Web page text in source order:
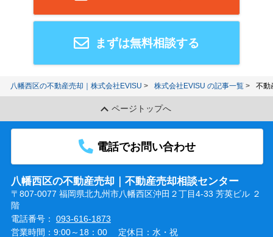
まずは無料相談する
八幡西区の不動産売却｜株式会社EVISU 株式会社EVISU の記事一覧 不動
ページトップへ
電話でお問い合わせ
八幡西区の不動産売却｜不動産売却相談センター
〒807-0077 福岡県北九州市八幡西区沖田２丁目4-33 芳英ビル ２
階
電話番号： 093-616-1873
営業時間：9:00～18：00
定休日：水・祝